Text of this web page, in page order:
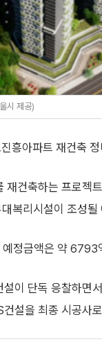
시 제공)
흥아파트 재건축
재건축하는 프로젝
복리시설이 조성될
정금액은 약 6793
이 단독 응찰하면
설을 최종 시공사